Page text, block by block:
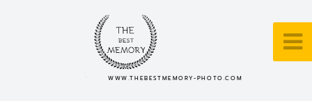
WWW.THEBESTMEMORY-PHOTO.COM